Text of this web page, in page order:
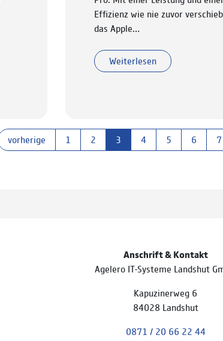
Effizienz wie nie zuvor
das Apple…
Weiterlesen
vorherige 1 2 3 4 5 6 7
Anschrift & Kontakt
Agelero IT-Systeme Landshut
Kapuzinerweg 6
84028 Landshut
0871 / 20 66 22 44